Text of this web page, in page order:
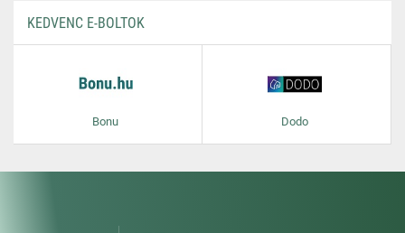
KEDVENC E-BOLTOK
Bonu Dodo